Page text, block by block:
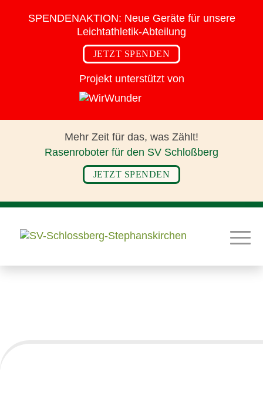
SPENDENAKTION: Neue Geräte fürunsere
Leichtathletik-Abteilung
JETZT SPENDEN
Projekt unterstützt von
Mehr Zeit für das, was Zählt!
Rasenroboter für den SV Schloßberg
JETZT SPENDEN